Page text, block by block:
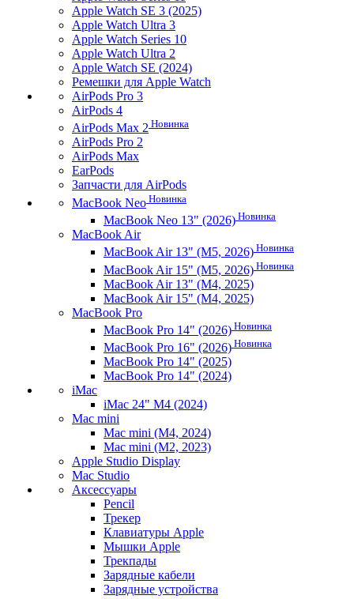
Apple Watch SE 3 (2025)
Apple Watch Ultra 3
Apple Watch Series 10
Apple Watch Ultra 2
Apple Watch SE (2024)
Ремешки для Apple Watch
AirPods Pro 3
AirPods 4
AirPods Max 2 Новинка
AirPods Pro 2
AirPods Max
EarPods
Запчасти для AirPods
MacBook Neo Новинка
MacBook Neo 13" (2026) Новинка
MacBook Air
MacBook Air 13" (M5, 2026) Новинка
MacBook Air 15" (M5, 2026) Новинка
MacBook Air 13" (M4, 2025)
MacBook Air 15" (M4, 2025)
MacBook Pro
MacBook Pro 14" (2026) Новинка
MacBook Pro 16" (2026) Новинка
MacBook Pro 14" (2025)
MacBook Pro 14" (2024)
iMac
iMac 24" M4 (2024)
Mac mini
Mac mini (M4, 2024)
Mac mini (M2, 2023)
Apple Studio Display
Mac Studio
Аксессуары
Pencil
Трекер
Клавиатуры Apple
Мышки Apple
Трекпады
Зарядные кабели
Зарядные устройства